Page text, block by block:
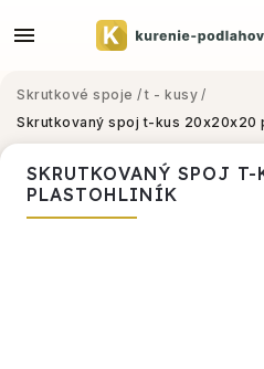
Skrutkové spoje / t - kusy /
Skrutkovaný spoj t-kus 20x20x20
SKRUTKOVANÝ SPOJ
PLASTOHLINÍK